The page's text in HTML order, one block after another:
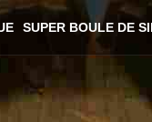
SUPER BOULE DE